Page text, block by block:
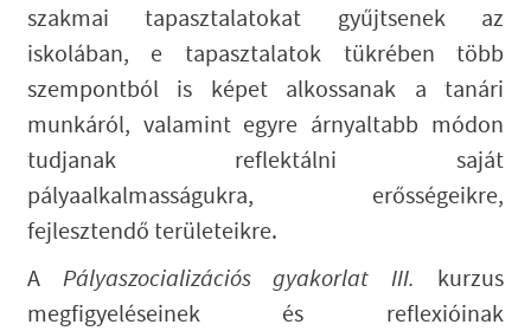
szakmai tapasztalatokat gyűjtsenek az
iskolában, e tapasztalatok tükrében több
szempontból is képet alkossanak a tanári
munkáról, valamint egyre árnyaltabb módon
tudjanak reflektálni saját
pályaalkalmasságukra, erősségeikre,
fejlesztendő területeikre.
A Pályaszocializációs gyakorlat III.
kurzus
megfigyeléseinek és reflexióinak